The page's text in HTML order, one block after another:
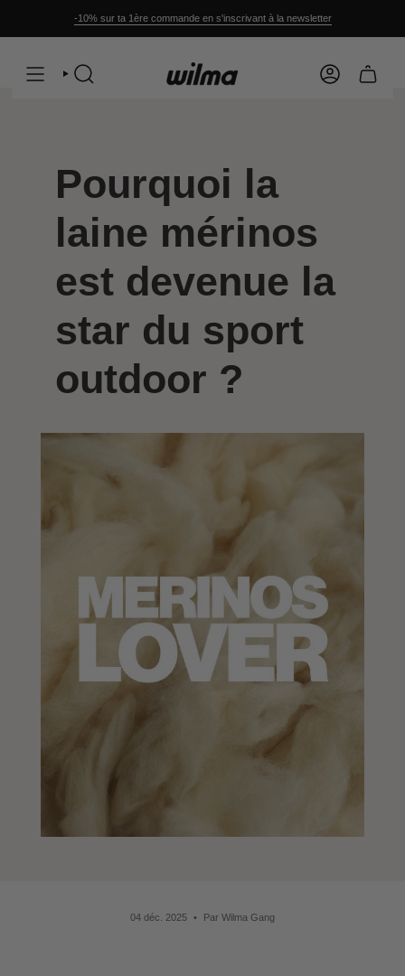
-10% sur ta 1ère commande en s'inscrivant à la newsletter
RECHERCHE COMPTE
Pourquoi la
laine mérinos
est devenue la
star du sport
outdoor ?
04 déc. 2025 Par Wilma Gang